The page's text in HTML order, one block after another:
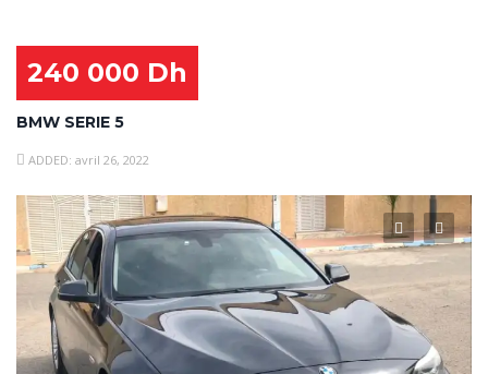
240 000 Dh
BMW SERIE 5
ADDED: avril 26, 2022